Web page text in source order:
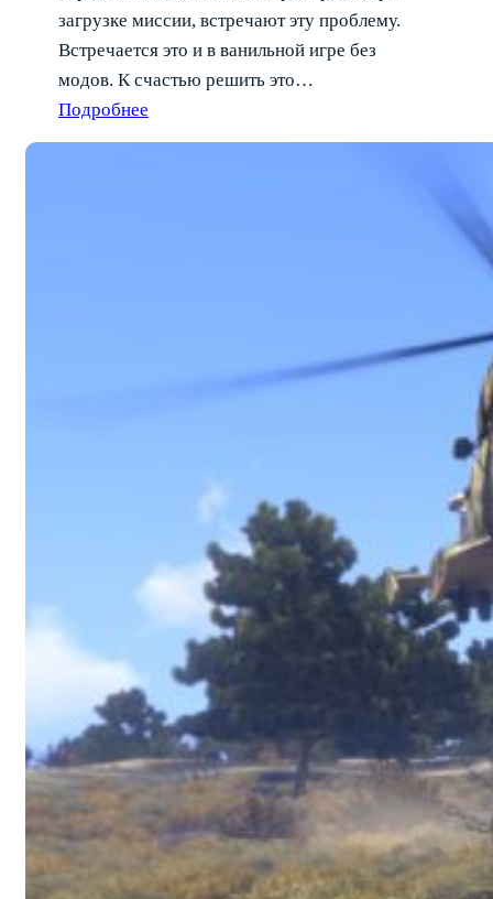
загрузке миссии, встречают эту проблему.
Встречается это и в ванильной игре без
модов. К счастью решить это…
Подробнее